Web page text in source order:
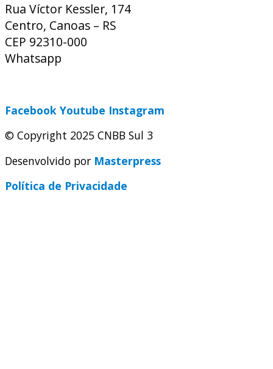
Rua Víctor Kessler, 174
Centro, Canoas – RS
CEP 92310-000
Whatsapp
Facebook Youtube Instagram
© Copyright 2025 CNBB Sul 3
Desenvolvido por Masterpress
Política de Privacidade